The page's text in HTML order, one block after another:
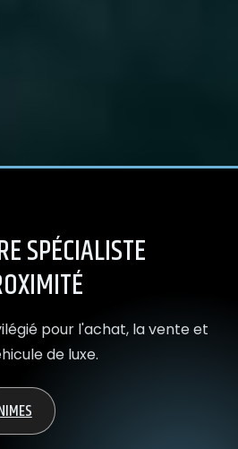
SPÉCIALISTE
pour l'achat, la vente et
de luxe.